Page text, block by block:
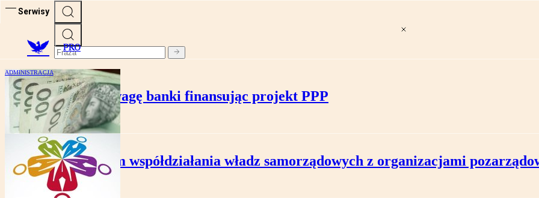
Serwisy
PRO
ADMINISTRACJA
Na co zwracają uwagę banki finansując projekt PPP
ADMINISTRACJA
Program współdziałania władz samorządowych z organizacjami